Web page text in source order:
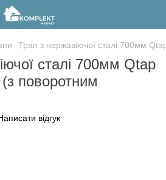
Трап з нержавіючої сталі 700мм
сталі 700мм Qtap
поворотним
відгук